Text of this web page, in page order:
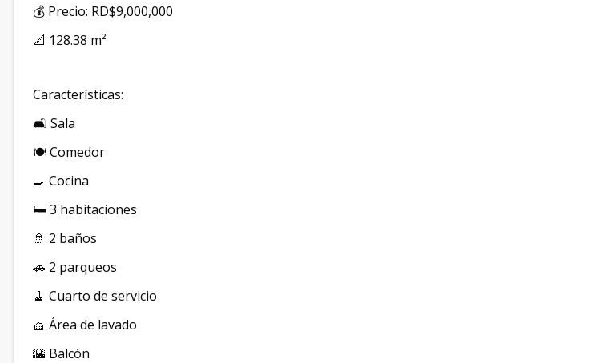
💰 Precio: RD$9,000,000
📐 128.38 m²
Características:
🛋 Sala
🍽 Comedor
🍳 Cocina
🛏 3 habitaciones
🚿 2 baños
🚗 2 parqueos
🧹 Cuarto de servicio
🧺 Área de lavado
🌇 Balcón